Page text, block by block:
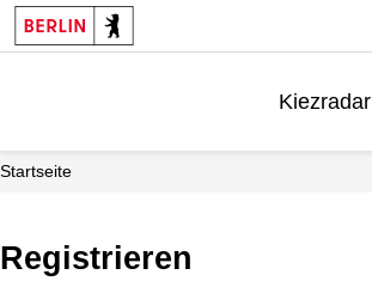
Kiezradar
Startseite
Registrieren